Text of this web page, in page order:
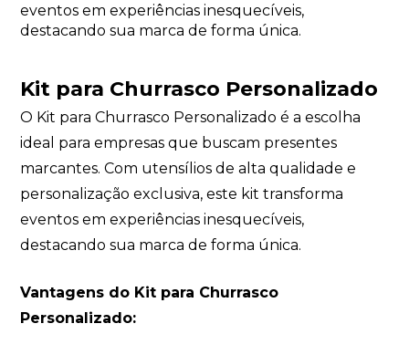
eventos em experiências inesquecíveis,
destacando sua marca de forma única.
Kit para Churrasco Personalizado
O Kit para Churrasco Personalizado é a escolha
ideal para empresas que buscam presentes
marcantes. Com utensílios de alta qualidade e
personalização exclusiva, este kit transforma
eventos em experiências inesquecíveis,
destacando sua marca de forma única.
Vantagens do Kit para Churrasco
Personalizado: